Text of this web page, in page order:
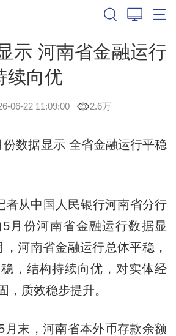
示 河南省金融运行
续向优
06-22 11:09:00 2.6万
数据显示 全省金融运行平稳
从中国人民银行河南省分行
月份河南省金融运行数据显
河南省金融运行总体平稳，
，结构持续向优，对实体经
，质效稳步提升。
末，河南省本外币存款余额